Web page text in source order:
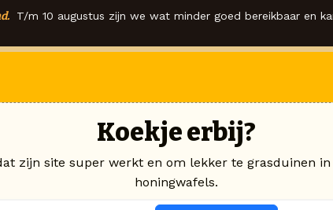
T/m 10 augustus zijn we wat minder goed bereikbaar en
Koekje erbij?
zijn site super werkt en om lekker te grasduinen
honingwafels.